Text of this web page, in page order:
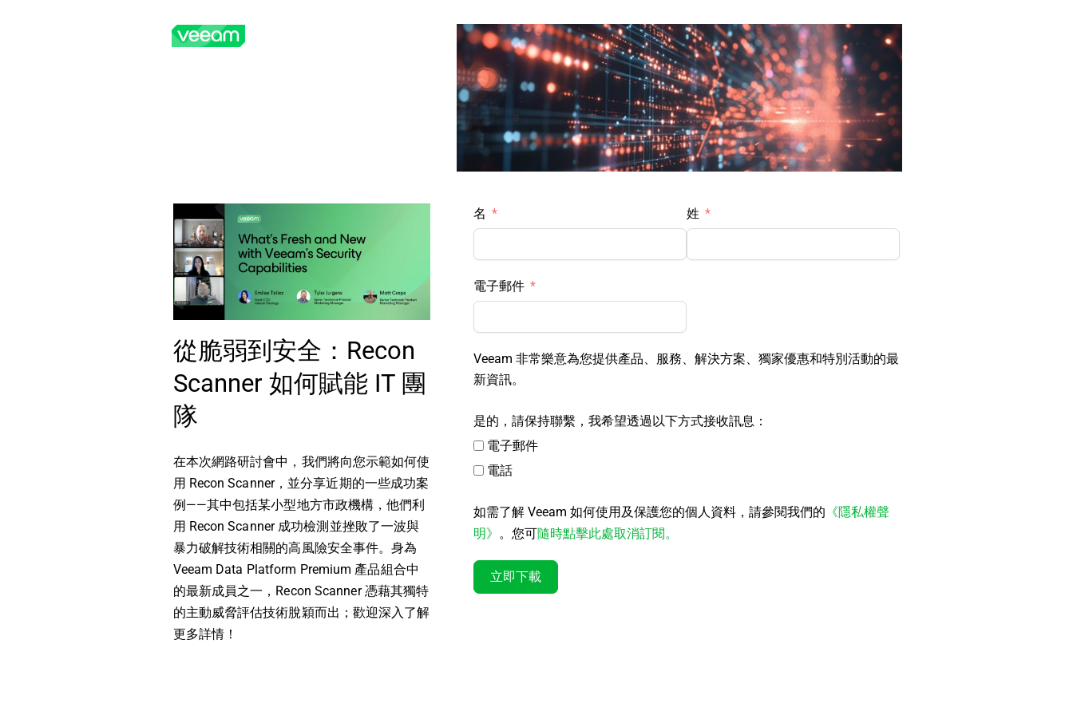
從脆弱到安全：Recon
Scanner 如何賦能 IT 團
隊
在本次網路研討會中，我們將向您示範如何使
用 Recon Scanner，並分享近期的一些成功案
例——其中包括某小型地方市政機構，他們利
用 Recon Scanner 成功檢測並挫敗了一波與
暴力破解技術相關的高風險安全事件。身為
Veeam Data Platform Premium 產品組合中
的最新成員之一，Recon Scanner 憑藉其獨特
的主動威脅評估技術脫穎而出；歡迎深入了解
更多詳情！
名 姓
電子郵件
Veeam 非常樂意為您提供產品、服務、解決方案、獨家優惠和特別活動的最
新資訊。
是的，請保持聯繫，我希望透過以下方式接收訊息：
電子郵件
電話
如需了解 Veeam 如何使用及保護您的個人資料，請參閱我們的 《隱私權聲
明》 。您可隨時點擊此處取消訂閱。
立即下載